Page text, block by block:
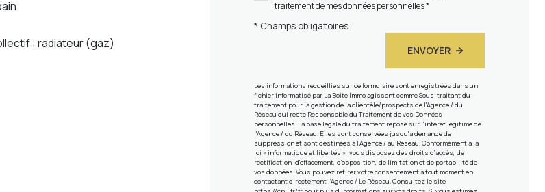
: radiateur (gaz)
traitement de mes données personnelles *
* Champs obligatoires
ENVOYER
Les informations recueillies sur ce formulaire sont enregistrées dans un
fichier informatisé par La Boite Immo agissant comme Sous-traitant du
traitement pour la gestion de la clientèle/prospects de l'Agence / du
Réseau qui reste Responsable du Traitement de vos Données
personnelles. La base légale du traitement repose sur l'intérêt légitime de
l'Agence / du Réseau. Elles sont conservées jusqu'à demande de
suppression et sont destinées à l'Agence / au Réseau. Conformément à la
loi « informatique et libertés », vous disposez des droits d’accès, de
rectification, d’effacement, d’opposition, de limitation et de portabilité de
vos données. Vous pouvez retirer votre consentement à tout moment en
contactant directement l’Agence / Le Réseau. Consultez le site